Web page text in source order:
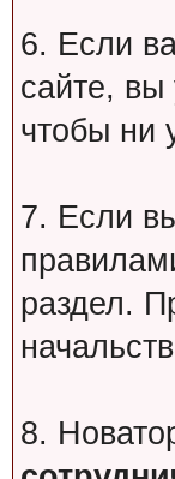
6. Если
сайте, вы
чтобы ни
7. Если
раздел.
8.